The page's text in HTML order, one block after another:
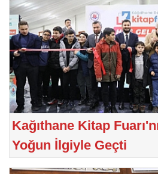
Kağıthane Kitap
Yoğun İlgiyle Geçti